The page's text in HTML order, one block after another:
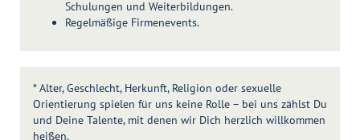
Schulungen und Weiterbildungen.
Regelmäßige Firmenevents.
* Alter, Geschlecht, Herkunft, Religion oder sexuelle
Orientierung spielen für uns keine Rolle – bei uns zählst Du
und Deine Talente, mit denen wir Dich herzlich willkommen
heißen.